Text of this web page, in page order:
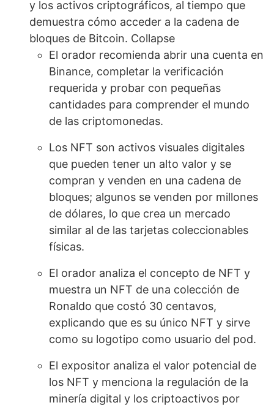
y los activos criptográficos, al tiempo que
demuestra cómo acceder a la cadena de
bloques de Bitcoin. Collapse
El orador recomienda abrir una cuenta en
Binance, completar la verificación
requerida y probar con pequeñas
cantidades para comprender el mundo
de las criptomonedas.
Los NFT son activos visuales digitales
que pueden tener un alto valor y se
compran y venden en una cadena de
bloques; algunos se venden por millones
de dólares, lo que crea un mercado
similar al de las tarjetas coleccionables
físicas.
El orador analiza el concepto de NFT y
muestra un NFT de una colección de
Ronaldo que costó 30 centavos,
explicando que es su único NFT y sirve
como su logotipo como usuario del pod.
El expositor analiza el valor potencial de
los NFT y menciona la regulación de la
minería digital y los criptoactivos por